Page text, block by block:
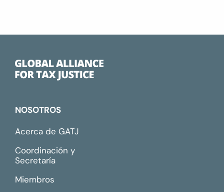
NOSOTROS
Acerca de GATJ
Coordinación y
Secretaría
Miembros